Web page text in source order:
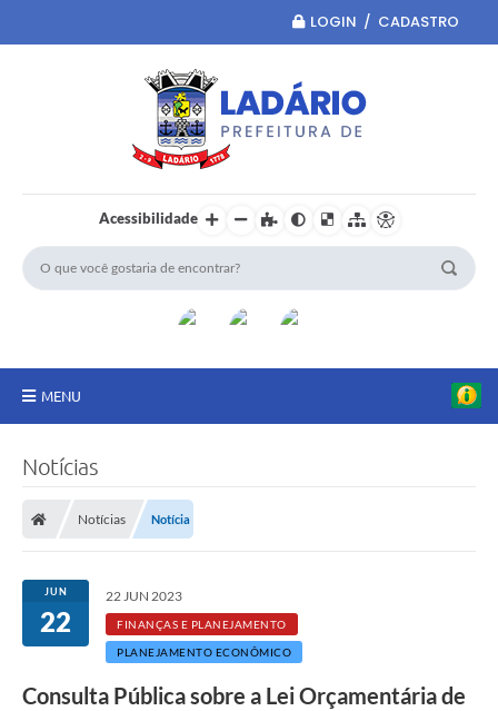
LOGIN / CADASTRO
Acessibilidade
MENU
LICITAÇÕES E CONTRATOS
Secretarias
Leis e Decretos
Notícias
Notícias Notícia
JUN
22
22 JUN 2023
FINANÇAS E PLANEJAMENTO
PLANEJAMENTO ECONÔMICO
Consulta Pública sobre a Lei Orçamentária de